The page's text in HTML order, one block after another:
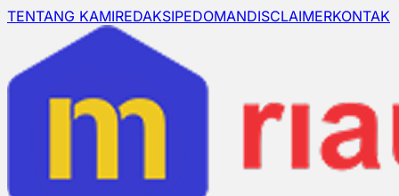
TENTANG KAMIREDAKSIPEDOMANDISCLAIMERKONTAK